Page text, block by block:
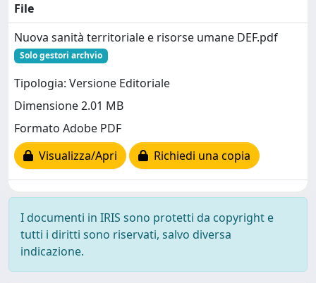
File
Nuova sanità territoriale e risorse umane DEF.pdf
Solo gestori archvio
Tipologia: Versione Editoriale
Dimensione 2.01 MB
Formato Adobe PDF
Visualizza/Apri
Richiedi una copia
I documenti in IRIS sono protetti da copyright e
tutti i diritti sono riservati, salvo diversa
indicazione.